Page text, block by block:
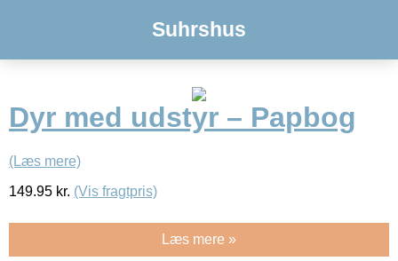
Suhrshus
Dyr med udstyr – Papbog
(Læs mere)
149.95 kr. (Vis fragtpris)
Læs mere »